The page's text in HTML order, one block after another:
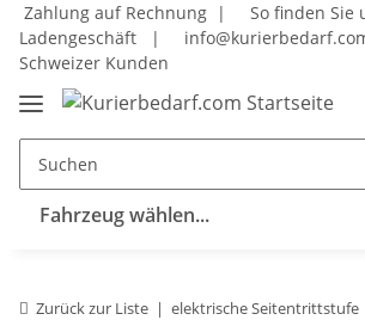
Zahlung auf Rechnung |
So finden Sie
Ladengeschäft
|
Schweizer Kunden
Fahrzeug wählen...
Zurück zur Liste elektrische Seitentrittstufe